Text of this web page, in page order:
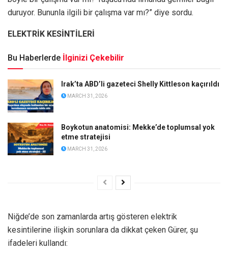
duruyor. Bununla ilgili bir çalışma var mı?” diye sordu.
ELEKTRİK KESİNTİLERİ
Bu Haberlerde İlginizi Çekebilir
Irak’ta ABD’li gazeteci Shelly Kittleson kaçırıldı
MARCH 31, 2026
Boykotun anatomisi: Mekke’de toplumsal yok
etme stratejisi
MARCH 31, 2026
Niğde’de son zamanlarda artış gösteren elektrik
kesintilerine ilişkin sorunlara da dikkat çeken Gürer, şu
ifadeleri kullandı: